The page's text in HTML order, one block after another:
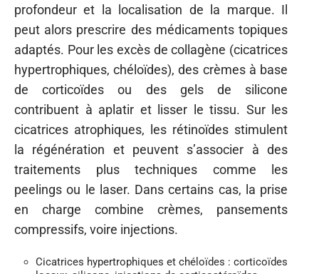
profondeur et la localisation de la marque. Il
peut alors prescrire des médicaments topiques
adaptés. Pour les excès de collagène (cicatrices
hypertrophiques, chéloïdes), des crèmes à base
de corticoïdes ou des gels de silicone
contribuent à aplatir et lisser le tissu. Sur les
cicatrices atrophiques, les rétinoïdes stimulent
la régénération et peuvent s’associer à des
traitements plus techniques comme les
peelings ou le laser. Dans certains cas, la prise
en charge combine crèmes, pansements
compressifs, voire injections.
Cicatrices hypertrophiques et chéloïdes : corticoïdes